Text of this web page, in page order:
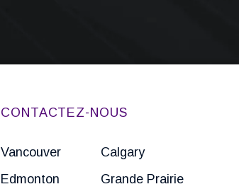
CONTACTEZ-NOUS
Vancouver
Calgary
Edmonton
Grande Prairie